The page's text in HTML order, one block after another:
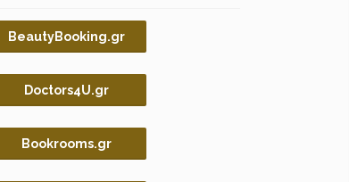
BeautyBooking.gr
Doctors4U.gr
Bookrooms.gr